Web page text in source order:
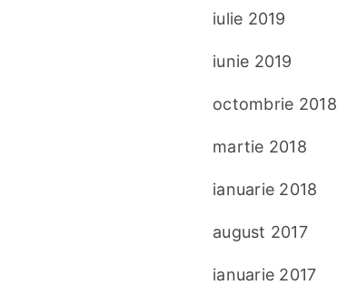
iulie 2019
iunie 2019
octombrie 2018
martie 2018
ianuarie 2018
august 2017
ianuarie 2017